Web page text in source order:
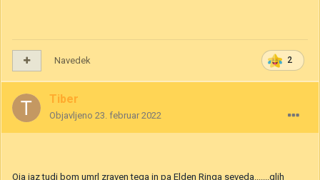
2
Navedek
Tiber
Objavljeno 23. februar 2022
Oja jaz tudi bom umrl zraven tega in pa Elden Ringa seveda.......glih